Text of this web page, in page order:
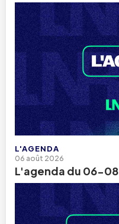
L'AGENDA
06 août 2026
L'agenda du 06-08